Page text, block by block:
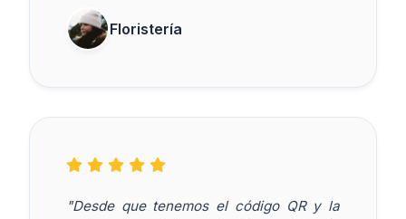
Floristería
"Desde que tenemos el código QR y la